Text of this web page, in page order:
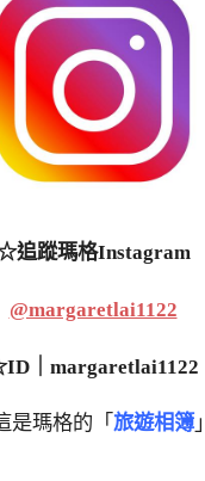
追蹤瑪格Instagram
@margaretlai1122
｜margaretlai1122
是瑪格的「 旅遊相簿 」